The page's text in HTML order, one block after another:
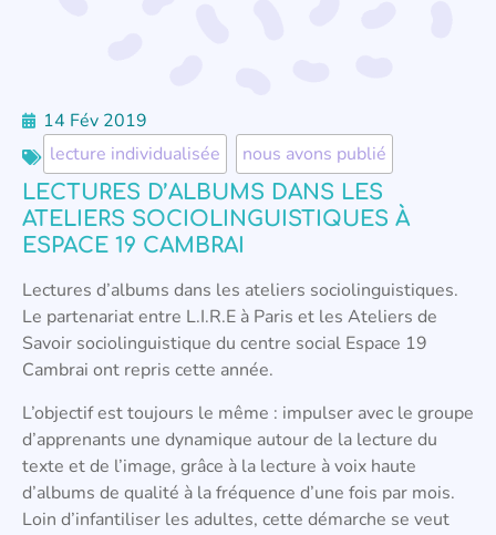
14 Fév 2019
lecture individualisée
nous avons publié
LECTURES D’ALBUMS DANS LES
ATELIERS SOCIOLINGUISTIQUES À
ESPACE 19 CAMBRAI
Lectures d’albums dans les ateliers sociolinguistiques.
Le partenariat entre L.I.R.E à Paris et les Ateliers de
Savoir sociolinguistique du centre social Espace 19
Cambrai ont repris cette année.
L’objectif est toujours le même : impulser avec le groupe
d’apprenants une dynamique autour de la lecture du
texte et de l’image, grâce à la lecture à voix haute
d’albums de qualité à la fréquence d’une fois par mois.
Loin d’infantiliser les adultes, cette démarche se veut